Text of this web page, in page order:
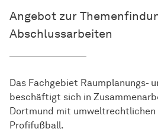
Angebot zur
Abschlussarbeiten
Das Fachgebiet Raumplanungs-
beschäftigt sich in
Dortmund mit umweltrechtlichen
Profifußball.